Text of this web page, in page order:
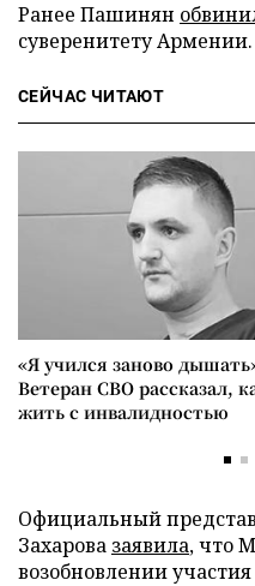
Ранее Пашинян
суверенитету Армении.
СЕЙЧАС ЧИТАЮТ
«Я учился заново
Ветеран СВО рассказал,
жить с инвалидностью
Официальный
Захарова заявила, что
возобновлении